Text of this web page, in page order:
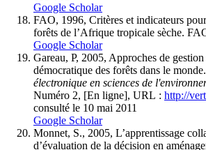
Google Scholar
FAO, 1996, Critères et indicateurs
forêts de l’Afrique tropicale sèche.
Google Scholar
Gareau, P, 2005, Approches de
démocratique des forêts dans le monde.
électronique en sciences de
Numéro 2, [En ligne], URL : http://
consulté le 10 mai 2011
Google Scholar
Monnet, S., 2005, L’apprentissage
d’évaluation de la décision en